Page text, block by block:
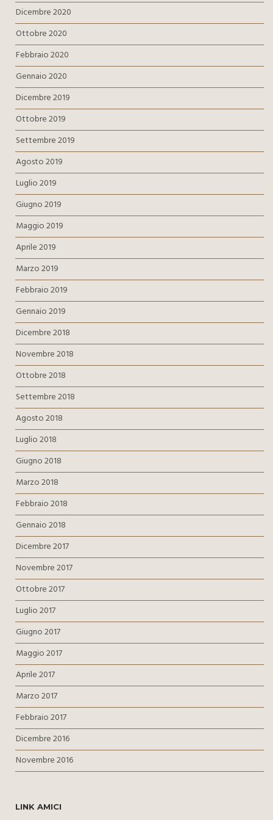
Dicembre 2020
Ottobre 2020
Febbraio 2020
Gennaio 2020
Dicembre 2019
Ottobre 2019
Settembre 2019
Agosto 2019
Luglio 2019
Giugno 2019
Maggio 2019
Aprile 2019
Marzo 2019
Febbraio 2019
Gennaio 2019
Dicembre 2018
Novembre 2018
Ottobre 2018
Settembre 2018
Agosto 2018
Luglio 2018
Giugno 2018
Marzo 2018
Febbraio 2018
Gennaio 2018
Dicembre 2017
Novembre 2017
Ottobre 2017
Luglio 2017
Giugno 2017
Maggio 2017
Aprile 2017
Marzo 2017
Febbraio 2017
Dicembre 2016
Novembre 2016
LINK AMICI